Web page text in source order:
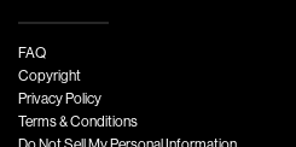
FAQ
Copyright
Privacy Policy
Terms & Conditions